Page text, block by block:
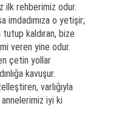
ilk rehberimiz odur.
imdadımıza o yetişir;
kaldıran, bize
veren yine odur.
çetin yollar
kavuşur.
varlığıyla
iyi ki